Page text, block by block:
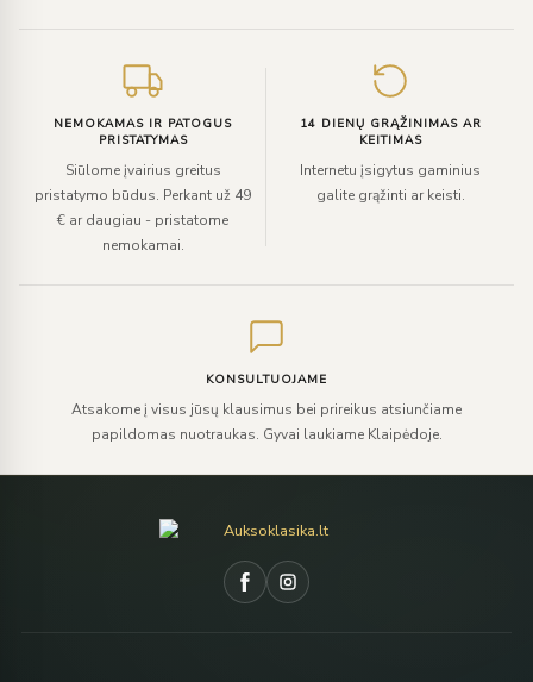
NEMOKAMAS IR PATOGUS
PRISTATYMAS
Siūlome įvairius greitus
pristatymo būdus. Perkant už 49
€ ar daugiau - pristatome
nemokamai.
14 DIENŲ GRĄŽINIMAS AR
KEITIMAS
Internetu įsigytus gaminius
galite grąžinti ar keisti.
KONSULTUOJAME
Atsakome į visus jūsų klausimus bei prireikus atsiunčiame
papildomas nuotraukas. Gyvai laukiame Klaipėdoje.